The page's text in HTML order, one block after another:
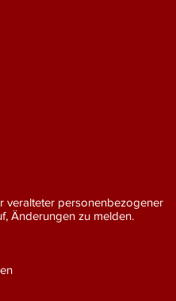
veralteter personenbezogener
Änderungen zu melden.